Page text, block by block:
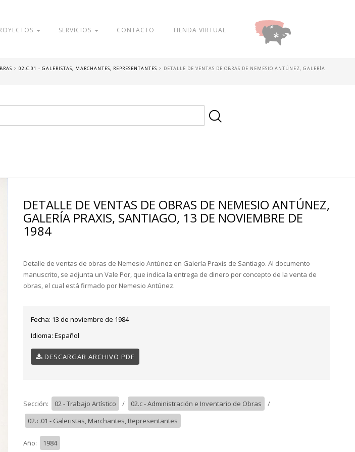
SERVICIOS CONTACTO TIENDA VIRTUAL
> 02.C.01 - GALERISTAS, MARCHANTES, REPRESENTANTES > DETALLE DE VENTAS DE OBRAS DE NEMESIO ANTÚNEZ, GALERÍA
DETALLE DE VENTAS DE OBRAS DE NEMESIO ANTÚNEZ,
GALERÍA PRAXIS, SANTIAGO, 13 DE NOVIEMBRE DE
1984
Detalle de ventas de obras de Nemesio Antúnez en Galería Praxis de Santiago. Al documento
manuscrito, se adjunta un Vale Por, que indica la entrega de dinero por concepto de la venta de
obras, el cual está firmado por Nemesio Antúnez.
Fecha: 13 de noviembre de 1984
Idioma: Español
DESCARGAR ARCHIVO PDF
Sección: 02 - Trabajo Artístico / 02.c - Administración e Inventario de Obras
/
02.c.01 - Galeristas, Marchantes, Representantes
Año: 1984